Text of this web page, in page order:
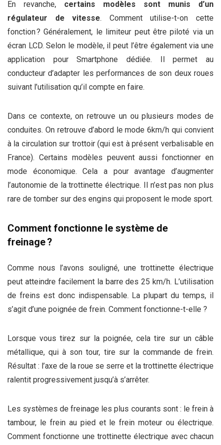
En revanche, certains modèles sont munis d’un
régulateur de vitesse. Comment utilise-t-on cette
fonction ? Généralement, le limiteur peut être piloté via un
écran LCD. Selon le modèle, il peut l’être également via une
application pour Smartphone dédiée. Il permet au
conducteur d’adapter les performances de son deux roues
suivant l’utilisation qu’il compte en faire.
Dans ce contexte, on retrouve un ou plusieurs modes de
conduites. On retrouve d’abord le mode 6km/h qui convient
à la circulation sur trottoir (qui est à présent verbalisable en
France). Certains modèles peuvent aussi fonctionner en
mode économique. Cela a pour avantage d’augmenter
l’autonomie de la trottinette électrique. Il n’est pas non plus
rare de tomber sur des engins qui proposent le mode sport.
Comment fonctionne le système de
freinage ?
Comme nous l’avons souligné, une trottinette électrique
peut atteindre facilement la barre des 25 km/h. L’utilisation
de freins est donc indispensable. La plupart du temps, il
s’agit d’une poignée de frein. Comment fonctionne-t-elle ?
Lorsque vous tirez sur la poignée, cela tire sur un câble
métallique, qui à son tour, tire sur la commande de frein.
Résultat : l’axe de la roue se serre et la trottinette électrique
ralentit progressivement jusqu’à s’arrêter.
Les systèmes de freinage les plus courants sont : le frein à
tambour, le frein au pied et le frein moteur ou électrique.
Comment fonctionne une trottinette électrique avec chacun